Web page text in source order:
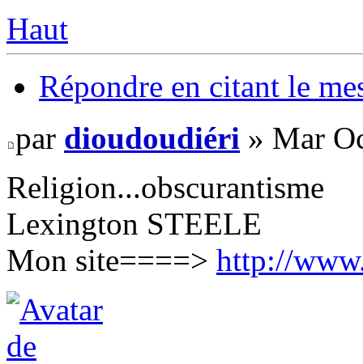
Haut
Répondre en citant le
par dioudoudiéri » Mar
Religion...obscurantisme
Lexington STEELE
Mon site====> http://